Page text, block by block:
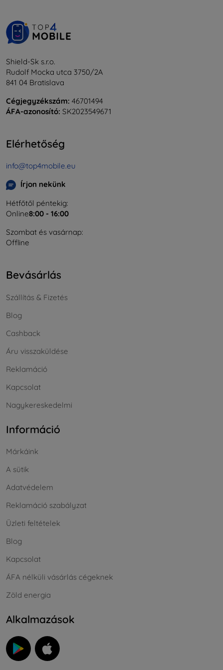
Shield-Sk s.r.o.
Rudolf Mocka utca 3750/2A
841 04 Bratislava
Cégjegyzékszám: 46701494
ÁFA-azonosító: SK2023549671
Elérhetőség
info@top4mobile.eu
Írjon nekünk
Hétfőtől péntekig:
Online8:00 - 16:00
Szombat és vasárnap:
Offline
Bevásárlás
Szállítás & Fizetés
Blog
Cashback
Áru visszaküldése
Reklamáció
Kapcsolat
Nagykereskedelmi
Információ
Márkáink
A sütik
Adatvédelem
Reklamáció szabályzat
Üzleti feltételek
Blog
Kapcsolat
ÁFA nélküli vásárlás cégeknek
Zöld energia
Alkalmazások